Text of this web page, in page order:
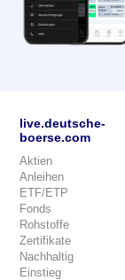
live.deutsche-
boerse.com
Aktien
Anleihen
ETF/ETP
Fonds
Rohstoffe
Zertifikate
Nachhaltig
Einstieg